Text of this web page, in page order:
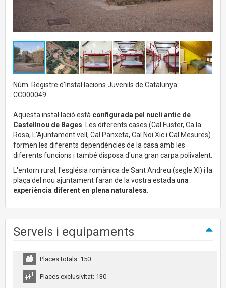
Núm. Registre d'Instal·lacions Juvenils de Catalunya:
CC000049
Aquesta instal·lació està configurada pel nucli antic de
Castellnou de Bages . Les diferents cases (Cal Fuster, Ca la
Rosa, L'Ajuntament vell, Cal Panxeta, Cal Noi Xic i Cal Mesures)
formen les diferents dependències de la casa amb les
diferents funcions i també disposa d'una gran carpa polivalent.
L'entorn rural, l'església romànica de Sant Andreu (segle XI) i la
plaça del nou ajuntament faran de la vostra estada una
experiència diferent en plena naturalesa.
Serveis i equipaments
Places totals: 150
Places exclusivitat: 130